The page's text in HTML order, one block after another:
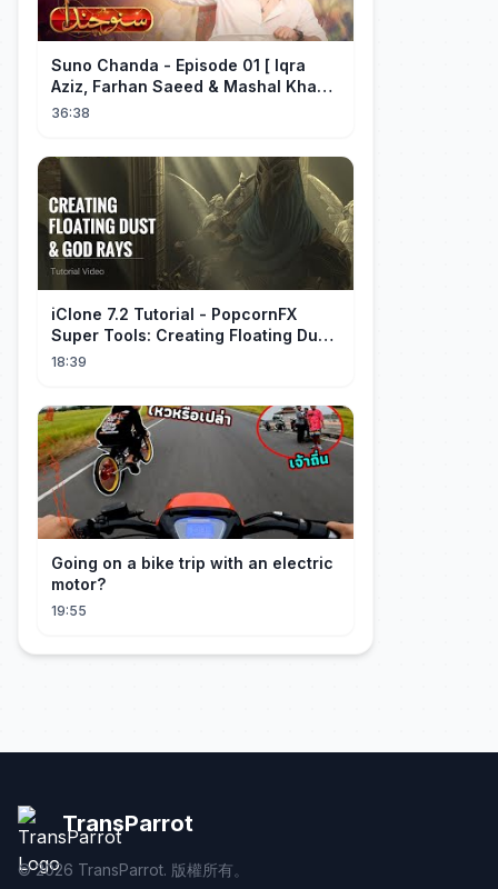
Suno Chanda - Episode 01 [ Iqra
Aziz, Farhan Saeed & Mashal Khan ]
- Funny Pakistani Drama - HUM TV
36:38
iClone 7.2 Tutorial - PopcornFX
Super Tools: Creating Floating Dust
and God Rays
18:39
Going on a bike trip with an electric
motor?
19:55
TransParrot
©2026 TransParrot. 版權所有。